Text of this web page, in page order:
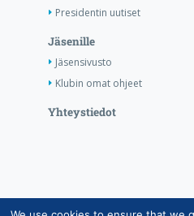
Presidentin uutiset
Jäsenille
Jäsensivusto
Klubin omat ohjeet
Yhteystiedot